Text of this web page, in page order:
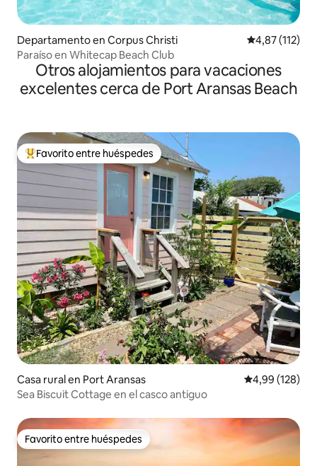
Departamento en Corpus Christi Calificación
4,87 (112)
Paraíso en Whitecap Beach Club
Otros alojamientos para vacaciones
excelentes cerca de Port Aransas Beach
Favorito entre los huéspedes más destacados
Favorito entre huéspedes
Casa rural en Port Aransas Calificación
4,99 (128)
Sea Biscuit Cottage en el casco antiguo
Favorito entre huéspedes
Favorito entre huéspedes